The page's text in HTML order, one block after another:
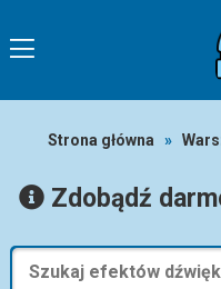
Strona główna »
Zdobądź